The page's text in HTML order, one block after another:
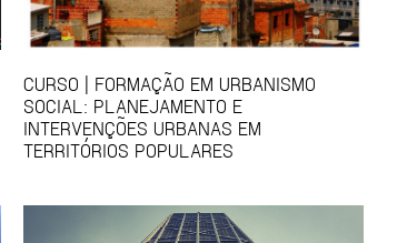
CURSO | FORMAÇÃO EM URBANISMO
SOCIAL: PLANEJAMENTO E
INTERVENÇÕES URBANAS EM
TERRITÓRIOS POPULARES